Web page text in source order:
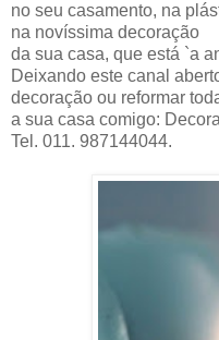
no seu casamento, na
na novíssima decoração
da sua casa, que está `a
Deixando este canal
decoração ou reformar
a sua casa comigo:
Tel. 011. 987144044.